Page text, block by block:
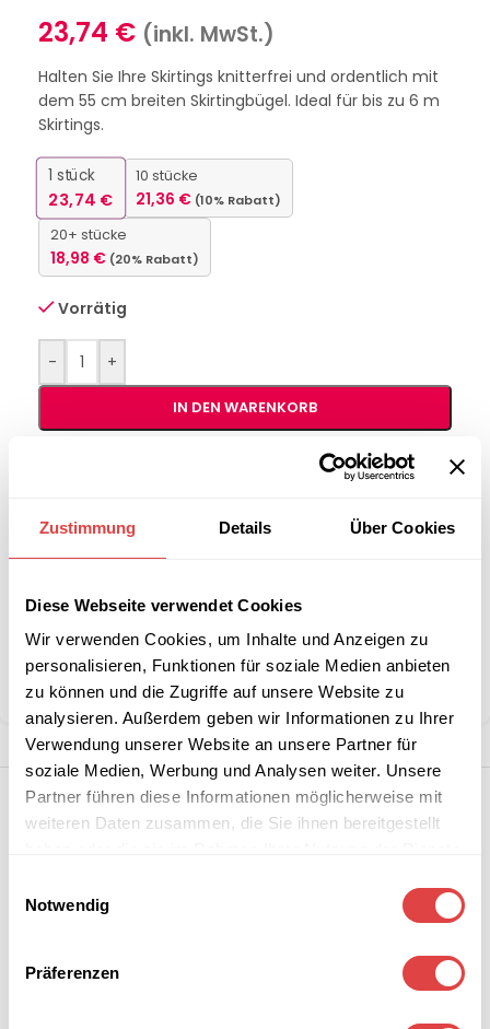
Zustimmung Details Über Cookies
Diese Webseite verwendet Cookies
Wir verwenden Cookies, um Inhalte und Anzeigen zu
personalisieren, Funktionen für soziale Medien anbieten
zu können und die Zugriffe auf unsere Website zu
analysieren. Außerdem geben wir Informationen zu Ihrer
Verwendung unserer Website an unsere Partner für
soziale Medien, Werbung und Analysen weiter. Unsere
Partner führen diese Informationen möglicherweise mit
weiteren Daten zusammen, die Sie ihnen bereitgestellt
Notwendig
Präferenzen
23,74 € (inkl. MwSt.)
Halten Sie Ihre Skirtings knitterfrei und ordentlich mit
dem 55 cm breiten Skirtingbügel. Ideal für bis zu 6 m
Skirtings.
1 stück
23,74 €
10 stücke
21,36 € (10% Rabatt)
20+ stücke
18,98 € (20% Rabatt)
Vorrätig
- +
IN DEN WARENKORB
Stückzahlen?
B2B-Angebot
Artikelnummer:SB09
Kategorie:
Skirtingzubehör
Marke: Gastro Uzal
Teilen: